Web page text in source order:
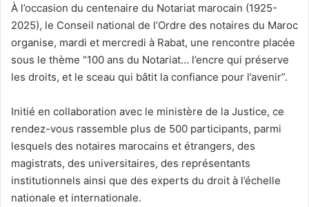
À l’occasion du centenaire du Notariat marocain (1925-
2025), le Conseil national de l’Ordre des notaires du Maroc
organise, mardi et mercredi à Rabat, une rencontre placée
sous le thème “100 ans du Notariat… l’encre qui préserve
les droits, et le sceau qui bâtit la confiance pour l’avenir”.
Initié en collaboration avec le ministère de la Justice, ce
rendez-vous rassemble plus de 500 participants, parmi
lesquels des notaires marocains et étrangers, des
magistrats, des universitaires, des représentants
institutionnels ainsi que des experts du droit à l’échelle
nationale et internationale.